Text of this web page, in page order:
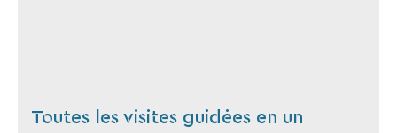
Toutes les visites guidées en un